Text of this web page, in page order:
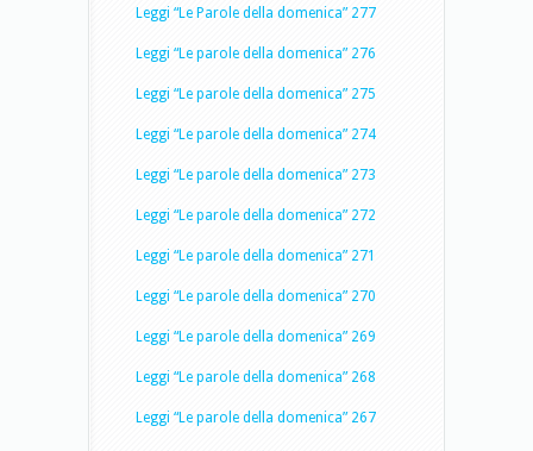
Leggi “Le Parole della domenica” 277
Leggi “Le parole della domenica” 276
Leggi “Le parole della domenica” 275
Leggi “Le parole della domenica” 274
Leggi “Le parole della domenica” 273
Leggi “Le parole della domenica” 272
Leggi “Le parole della domenica” 271
Leggi “Le parole della domenica” 270
Leggi “Le parole della domenica” 269
Leggi “Le parole della domenica” 268
Leggi “Le parole della domenica” 267